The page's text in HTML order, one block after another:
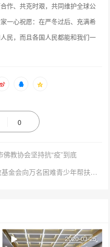
作、共克时艰，共同维护全球公
一心祝愿：在严冬过后、充满希
民，而且各国人民都能和我们一
0
教协会坚持抗“疫”到底
下一篇：上海玉佛禅寺、觉群文教基金会向万名困难青少年帮扶行动捐赠100万元
2020-03-25